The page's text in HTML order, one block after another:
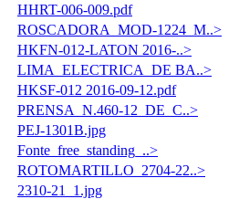
HHRT-006-009.pdf
ROSCADORA_MOD-1224_M..>
HKFN-012-LATON 2016-..>
LIMA_ELECTRICA_DE BA..>
HKSF-012 2016-09-12.pdf
PRENSA_N.460-12_DE_C..>
PEJ-1301B.jpg
Fonte_free_standing_..>
ROTOMARTILLO_2704-22..>
2310-21_1.jpg